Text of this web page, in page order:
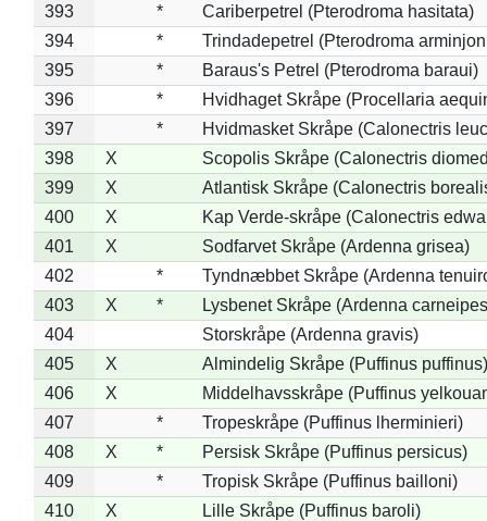
393
*
Cariberpetrel (Pterodroma hasitata)
394
*
Trindadepetrel (Pterodroma
395
*
Baraus's Petrel (Pterodroma baraui)
396
*
Hvidhaget Skråpe (Procellaria
397
*
Hvidmasket Skråpe (Calonectris
398
X
Scopolis Skråpe (Calonectris
399
X
Atlantisk Skråpe (Calonectris
400
X
Kap Verde-skråpe (Calonectris
401
X
Sodfarvet Skråpe (Ardenna grisea)
402
*
Tyndnæbbet Skråpe (Ardenna
403
X *
Lysbenet Skråpe (Ardenna
404
Storskråpe (Ardenna gravis)
405
X
Almindelig Skråpe (Puffinus puffinus)
406
X
Middelhavsskråpe (Puffinus
407
*
Tropeskråpe (Puffinus lherminieri)
408
X *
Persisk Skråpe (Puffinus persicus)
409
*
Tropisk Skråpe (Puffinus bailloni)
410
X
Lille Skråpe (Puffinus baroli)